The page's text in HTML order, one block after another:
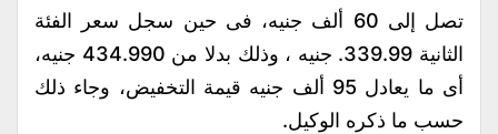
تصل إلى 60 ألف جنيه، فى حين سجل سعر الفئة
الثانية 339.99. جنيه ، وذلك بدلا من 434.990 جنيه،
أى ما يعادل 95 ألف جنيه قيمة التخفيض، وجاء ذلك
حسب ما ذكره الوكيل.